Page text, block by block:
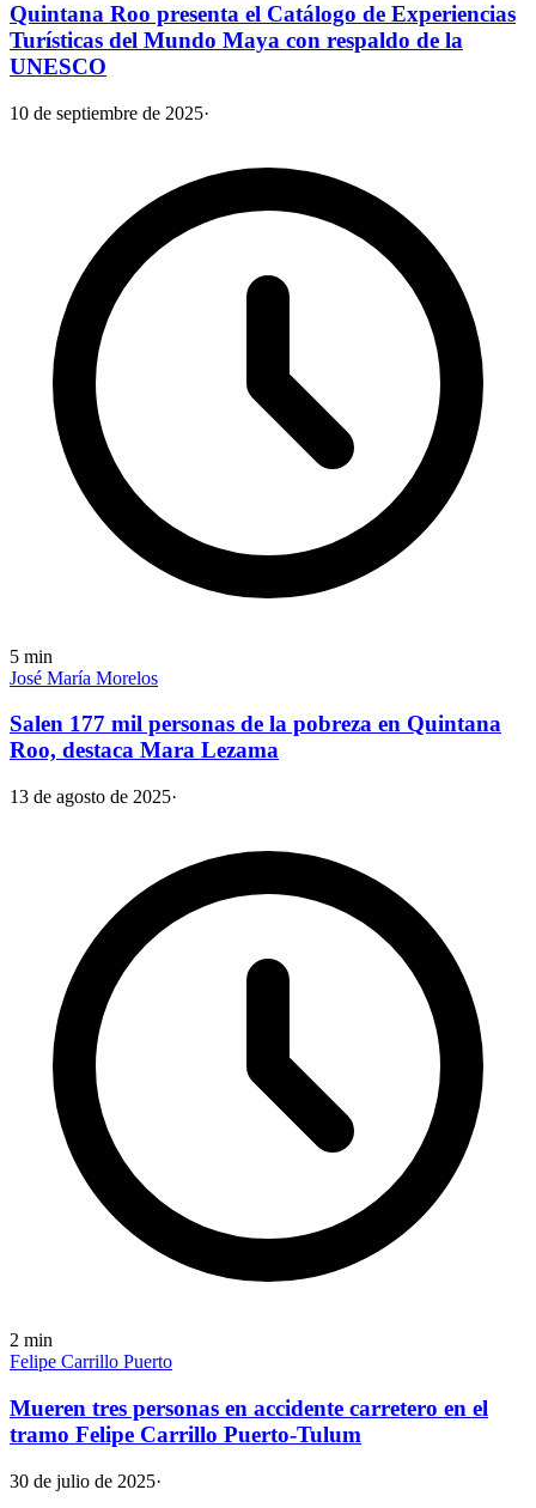
Quintana Roo presenta el Catálogo de Experiencias
Turísticas del Mundo Maya con respaldo de la
UNESCO
10 de septiembre de 2025·
5 min
José María Morelos
Salen 177 mil personas de la pobreza en Quintana
Roo, destaca Mara Lezama
13 de agosto de 2025·
2 min
Felipe Carrillo Puerto
Mueren tres personas en accidente carretero en el
tramo Felipe Carrillo Puerto-Tulum
30 de julio de 2025·